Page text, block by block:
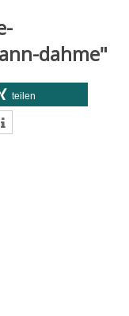
dahme"
teilen